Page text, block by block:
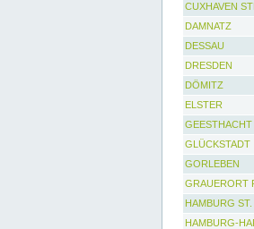
CUXHAVEN
DAMNATZ
DESSAU
DRESDEN
DÖMITZ
ELSTER
GEESTHACHT
GLÜCKSTADT
GORLEBEN
GRAUERORT
HAMBURG ST.
HAMBURG-